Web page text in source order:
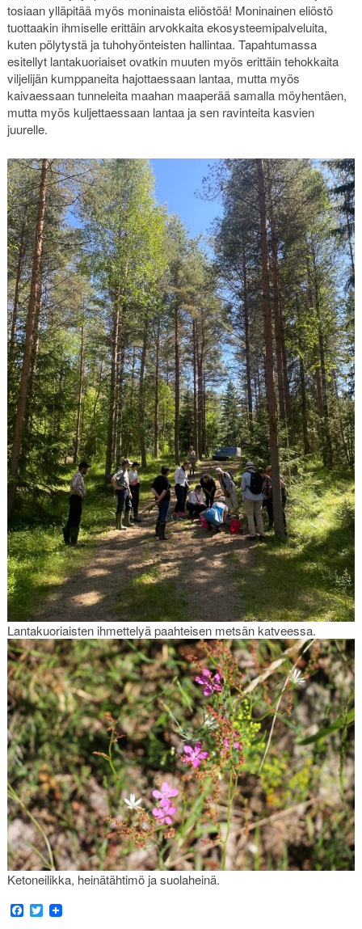
tosiaan ylläpitää myös moninaista eliöstöä! Moninainen eliöstö
tuottaakin ihmiselle erittäin arvokkaita ekosysteemipalveluita,
kuten pölytystä ja tuhohyönteisten hallintaa. Tapahtumassa
esitellyt lantakuoriaiset ovatkin muuten myös erittäin tehokkaita
viljelijän kumppaneita hajottaessaan lantaa, mutta myös
kaivaessaan tunneleita maahan maaperää samalla möyhentäen,
mutta myös kuljettaessaan lantaa ja sen ravinteita kasvien
juurelle.
Lantakuoriaisten ihmettelyä paahteisen metsän katveessa.
Ketoneilikka, heinätähtimö ja suolaheinä.
Facebook
Twitter